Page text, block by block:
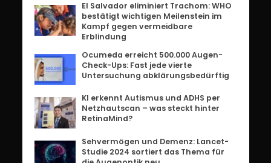
El Salvador eliminiert Trachom: WHO
bestätigt wichtigen Meilenstein im
Kampf gegen vermeidbare
Erblindung
Ocumeda erreicht 500.000 Augen-
Check-Ups: Fast jede vierte
Untersuchung abklärungsbedürftig
KI erkennt Autismus und ADHS per
Netzhautscan – was steckt hinter
RetinaMind?
Sehvermögen und Demenz: Lancet-
Studie 2024 sortiert das Thema für